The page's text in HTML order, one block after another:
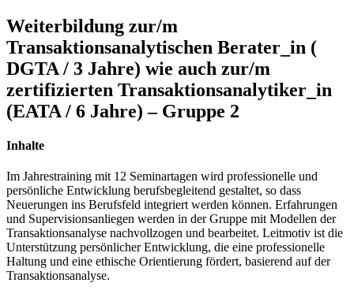
Weiterbildung zur/m
Transaktionsanalytischen Berater_in (
DGTA / 3 Jahre) wie auch zur/m
zertifizierten Transaktionsanalytiker_in
(EATA / 6 Jahre) – Gruppe 2
Inhalte
Im Jahrestraining mit 12 Seminartagen wird professionelle und
persönliche Entwicklung berufsbegleitend gestaltet, so dass
Neuerungen ins Berufsfeld integriert werden können. Erfahrungen
und Supervisionsanliegen werden in der Gruppe mit Modellen der
Transaktionsanalyse nachvollzogen und bearbeitet. Leitmotiv ist die
Unterstützung persönlicher Entwicklung, die eine professionelle
Haltung und eine ethische Orientierung fördert, basierend auf der
Transaktionsanalyse.